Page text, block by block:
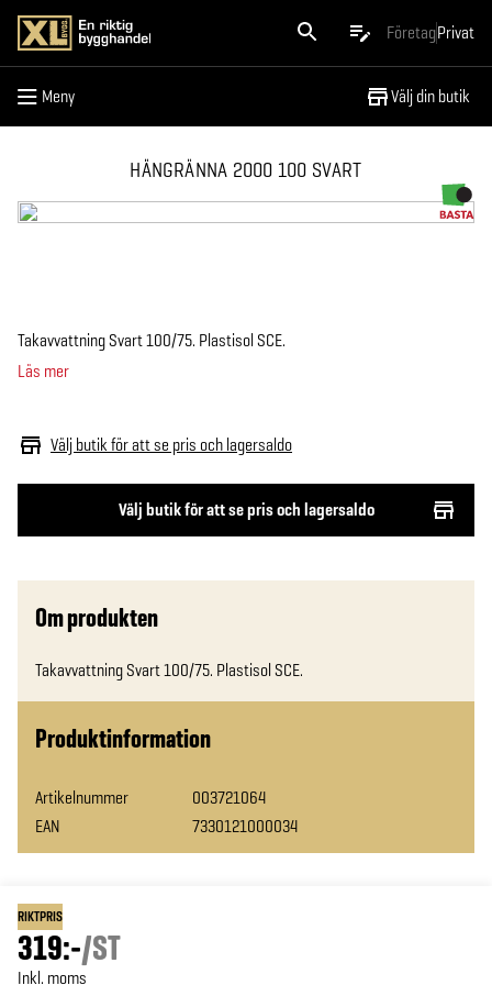
FöretagPrivat
Meny Välj din butik
Meny
HÄNGRÄNNA 2000 100 SVART
Välj butik för att se pris och lagersaldo
Välj butik för att se pris och lagersaldo
Takavvattning Svart 100/75. Plastisol SCE.
Läs mer
Om produkten
Takavvattning Svart 100/75. Plastisol SCE.
Produktinformation
Artikelnummer
003721064
EAN
7330121000034
RIKTPRIS
319:-/ST
Inkl. moms